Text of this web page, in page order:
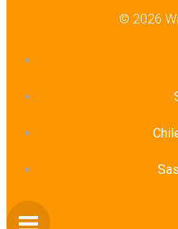
© 2026